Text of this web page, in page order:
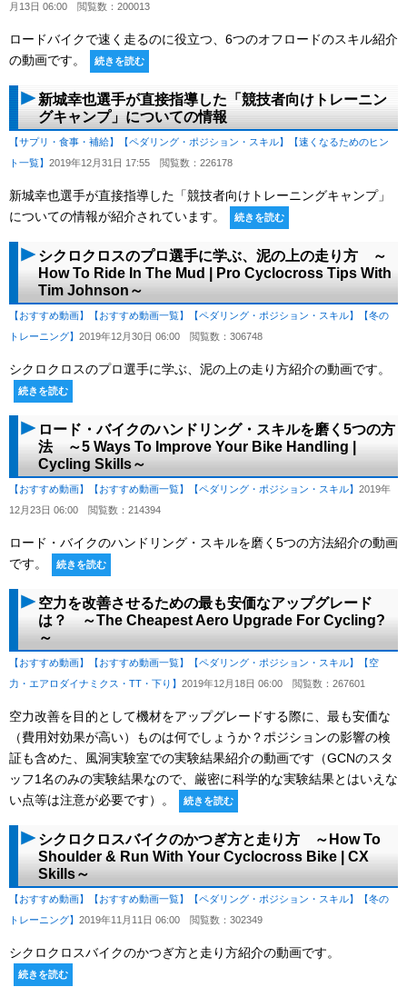
月13日 06:00 閲覧数：200013
ロードバイクで速く走るのに役立つ、6つのオフロードのスキル紹介
の動画です。
続きを読む
新城幸也選手が直接指導した「競技者向けトレーニン
グキャンプ」についての情報
【サプリ・食事・補給】 【ペダリング・ポジション・スキル】
【速くなるためのヒン
ト一覧】 2019年12月31日 17:55 閲覧数：226178
新城幸也選手が直接指導した「競技者向けトレーニングキャンプ」
についての情報が紹介されています。
続きを読む
シクロクロスのプロ選手に学ぶ、泥の上の走り方 ～
How To Ride In The Mud | Pro Cyclocross Tips With
Tim Johnson～
【おすすめ動画】 【おすすめ動画一覧】 【ペダリング・ポジション・スキル】
【冬の
トレーニング】 2019年12月30日 06:00 閲覧数：306748
シクロクロスのプロ選手に学ぶ、泥の上の走り方紹介の動画です。
続きを読む
ロード・バイクのハンドリング・スキルを磨く5つの方
法 ～5 Ways To Improve Your Bike Handling |
Cycling Skills～
【おすすめ動画】 【おすすめ動画一覧】 【ペダリング・ポジション・スキル】 2019年
12月23日 06:00 閲覧数：214394
ロード・バイクのハンドリング・スキルを磨く5つの方法紹介の動画
です。
続きを読む
空力を改善させるための最も安価なアップグレード
は？ ～The Cheapest Aero Upgrade For Cycling?
～
【おすすめ動画】 【おすすめ動画一覧】 【ペダリング・ポジション・スキル】
【空
力・エアロダイナミクス・TT・下り】 2019年12月18日 06:00 閲覧数：267601
空力改善を目的として機材をアップグレードする際に、最も安価な
（費用対効果が高い）ものは何でしょうか？ポジションの影響の検
証も含めた、風洞実験室での実験結果紹介の動画です（GCNのスタ
ッフ1名のみの実験結果なので、厳密に科学的な実験結果とはいえな
い点等は注意が必要です）。
続きを読む
シクロクロスバイクのかつぎ方と走り方 ～How To
Shoulder & Run With Your Cyclocross Bike | CX
Skills～
【おすすめ動画】 【おすすめ動画一覧】 【ペダリング・ポジション・スキル】
【冬の
トレーニング】 2019年11月11日 06:00 閲覧数：302349
シクロクロスバイクのかつぎ方と走り方紹介の動画です。
続きを読む